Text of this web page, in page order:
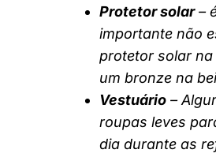
Protetor solar–
importante não
protetor solar
um bronze na
Vestuário –
roupas leves
dia durante as